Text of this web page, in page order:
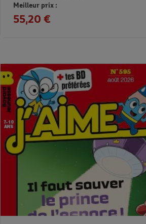
Meilleur prix :
55,20 €